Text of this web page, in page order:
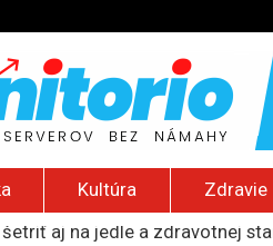
Kultúra Zdravie
Wildberries pri ruskom